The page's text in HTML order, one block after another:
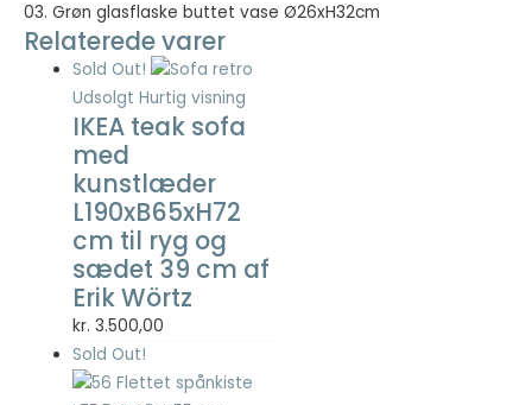
03. Grøn glasflaske buttet vase Ø26xH32cm
Relaterede varer
Sold Out!
Udsolgt Hurtig visning
IKEA teak sofa
med
kunstlæder
L190xB65xH72
cm til ryg og
sædet 39 cm af
Erik Wörtz
kr. 3.500,00
Sold Out!